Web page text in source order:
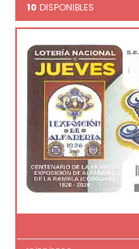
10 DISPONIBLES